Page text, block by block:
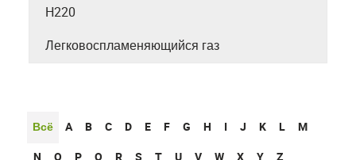
H220
Легковоспламеняющийся газ
Всё A B C D E F G H I J K L
M